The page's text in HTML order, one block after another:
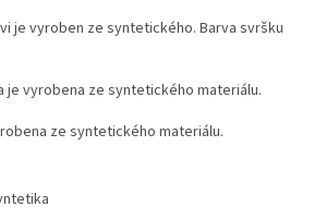
je vyroben ze syntetického. Barva svršku
je vyrobena ze syntetického materiálu.
ze syntetického materiálu.